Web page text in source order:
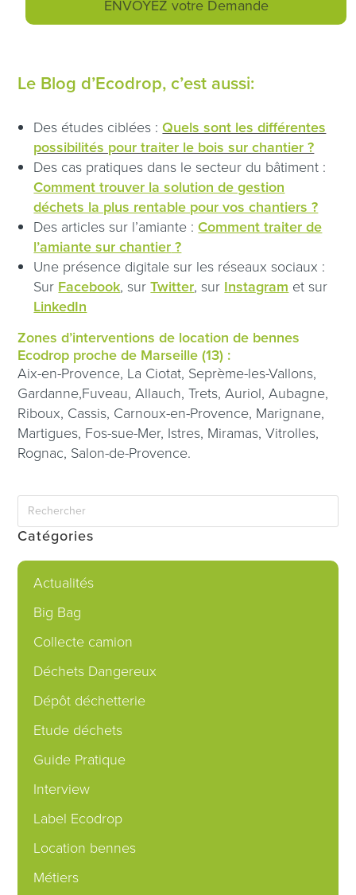
Le Blog d’Ecodrop, c’est aussi:
Des études ciblées :Quels sont les différentes
possibilités pour traiter le bois sur chantier ?
Des cas pratiques dans le secteur du bâtiment :
Comment trouver la solution de gestion
déchets la plus rentable pour vos chantiers ?
Des articles sur l’amiante :Comment traiter de
l’amiante sur chantier?
Une présence digitale sur les réseaux sociaux :
Sur Facebook, surTwitter, sur Instagram et sur
LinkedIn
Zones d’interventions de location de bennes
Ecodrop proche de Marseille (13) :
Aix-en-Provence, La Ciotat, Seprème-les-Vallons,
Gardanne,Fuveau, Allauch, Trets, Auriol, Aubagne,
Riboux, Cassis, Carnoux-en-Provence, Marignane,
Martigues, Fos-sue-Mer, Istres, Miramas, Vitrolles,
Rognac, Salon-de-Provence.
Catégories
Actualités
Big Bag
Collecte camion
Déchets Dangereux
Dépôt déchetterie
Etude déchets
Guide Pratique
Interview
Label Ecodrop
Location bennes
Métiers